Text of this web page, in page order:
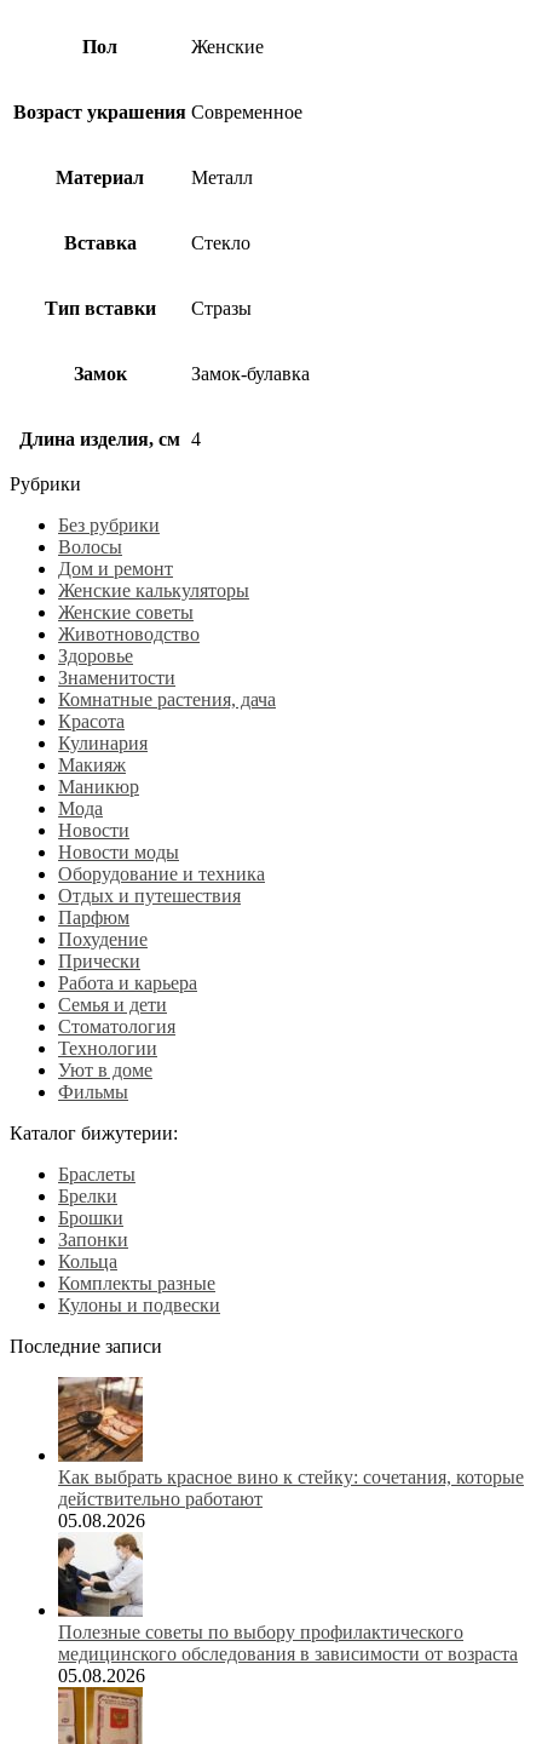
Пол Женские
Возраст украшения Современное
Материал Металл
Вставка Стекло
Тип вставки Стразы
Замок Замок-булавка
Длина изделия, см 4
Рубрики
Без рубрики
Волосы
Дом и ремонт
Женские калькуляторы
Женские советы
Животноводство
Здоровье
Знаменитости
Комнатные растения, дача
Красота
Кулинария
Макияж
Маникюр
Мода
Новости
Новости моды
Оборудование и техника
Отдых и путешествия
Парфюм
Похудение
Прически
Работа и карьера
Семья и дети
Стоматология
Технологии
Уют в доме
Фильмы
Каталог бижутерии:
Браслеты
Брелки
Брошки
Запонки
Кольца
Комплекты разные
Кулоны и подвески
Последние записи
Как выбрать красное вино к стейку: сочетания, которые
действительно работают
05.08.2026
Полезные советы по выбору профилактического
медицинского обследования в зависимости от возраста
05.08.2026